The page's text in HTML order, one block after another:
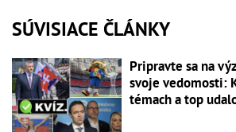
SÚVISIACE ČLÁNKY
Pripravte sa na
svoje vedomosti:
témach a top